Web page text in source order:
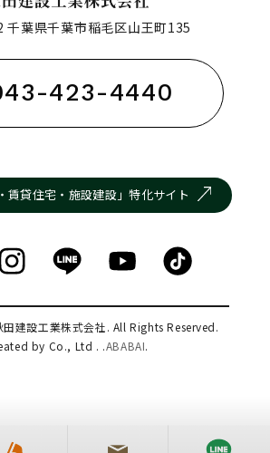
千葉県千葉市稲毛区山王町135
423-4440
賃貸住宅・施設建設」特化サイト
建設工業株式会社. All Rights Reserved.
by Co., Ltd . .ABABAI.